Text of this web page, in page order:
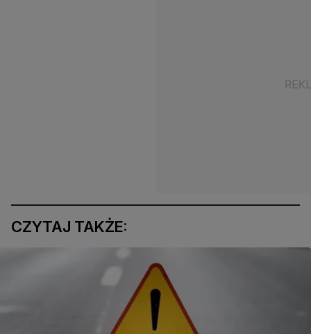
CZYTAJ TAKŻE: